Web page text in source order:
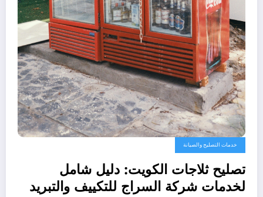
خدمات التصليح والصيانة
تصليح ثلاجات الكويت: دليل شامل
لخدمات شركة السراج للتكييف والتبريد